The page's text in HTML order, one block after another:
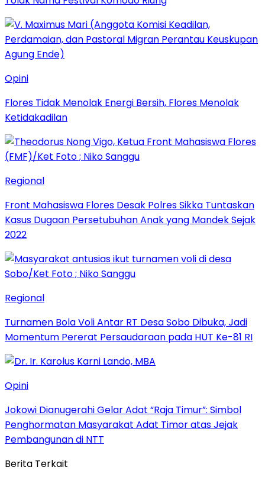
Opini
Flores Tidak Menolak Energi Bersih, Flores Menolak
Ketidakadilan
Regional
Front Mahasiswa Flores Desak Polres Sikka Tuntaskan
Kasus Dugaan Persetubuhan Anak yang Mandek Sejak
2022
Regional
Turnamen Bola Voli Antar RT Desa Sobo Dibuka, Jadi
Momentum Pererat Persaudaraan pada HUT Ke-81 RI
Opini
Jokowi Dianugerahi Gelar Adat “Raja Timur”: Simbol
Penghormatan Masyarakat Adat Timor atas Jejak
Pembangunan di NTT
Berita Terkait